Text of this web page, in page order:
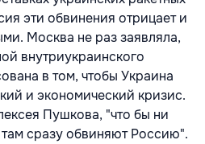
эти обвинения отрицает и
Москва не раз заявляла,
внутриукраинского
в том, чтобы Украина
и экономический кризис.
Пушкова, "что бы ни
сразу обвиняют Россию".